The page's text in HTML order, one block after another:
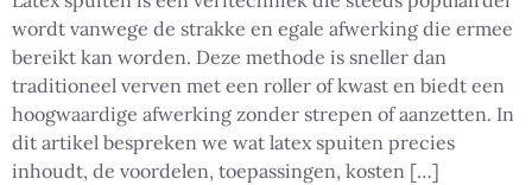
wordt vanwege de strakke en egale afwerking die ermee
bereikt kan worden. Deze methode is sneller dan
traditioneel verven met een roller of kwast en biedt een
hoogwaardige afwerking zonder strepen of aanzetten. In
dit artikel bespreken we wat latex spuiten precies
inhoudt, de voordelen, toepassingen, kosten […]